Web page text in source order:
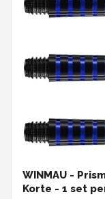
WINMAU -
Korte - 1 set